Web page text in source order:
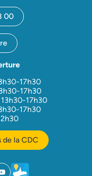
00
17h30
17h30
17h30
17h30
la CDC